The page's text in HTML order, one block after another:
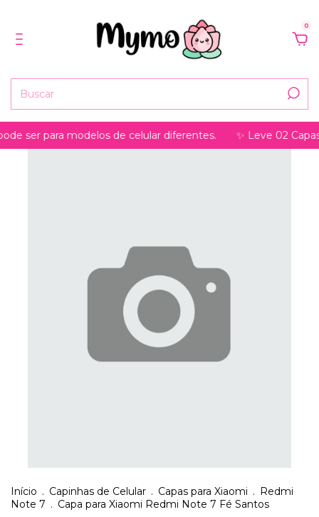
0
para modelos de celular diferentes. ✨ Leve 02 Capas,
Início . Capinhas de Celular . Capas para Xiaomi . Redmi
Note 7 . Capa para Xiaomi Redmi Note 7 Fé Santos